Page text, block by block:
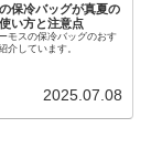
保冷バッグが真夏の
い方と注意点
モスの保冷バッグのおす
介しています。
2025.07.08